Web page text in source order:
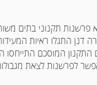
תקנוני בתים
דנן התגלו ראיות
המוסכם התייחסו
לפרשנות לצאת